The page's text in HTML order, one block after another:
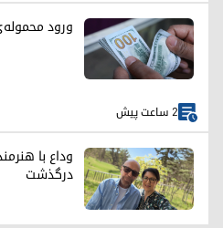
ورود محموله‌ی ۵۰۰ میلیون دلاری
2 ساعت پیش
وداع با
درگذشت